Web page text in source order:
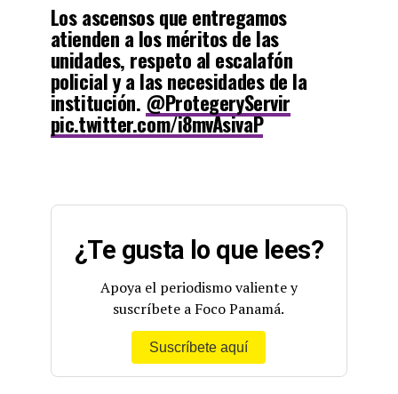
Los ascensos que entregamos
atienden a los méritos de las
unidades, respeto al escalafón
policial y a las necesidades de la
institución. @ProtegeryServir
pic.twitter.com/i8mvAsivaP
¿Te gusta lo que lees?
Apoya el periodismo valiente y
suscríbete a Foco Panamá.
Suscríbete aquí